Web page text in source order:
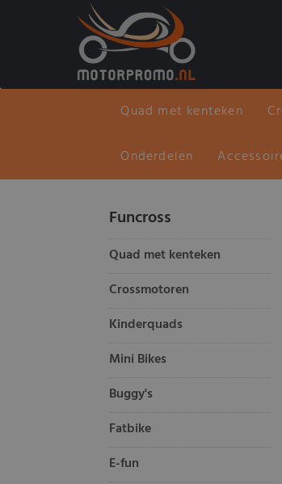
Quad met kenteken
Onderdelen
Funcross
Quad met kenteken
Crossmotoren
Kinderquads
Mini Bikes
Buggy's
Fatbike
E-fun